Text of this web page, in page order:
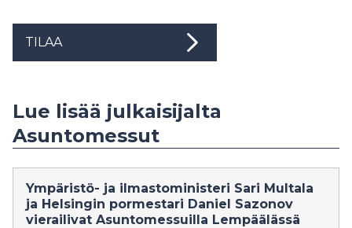
TILAA
Lue lisää julkaisijalta
Asuntomessut
Ympäristö- ja ilmastoministeri Sari Multala
ja Helsingin pormestari Daniel Sazonov
vierailivat Asuntomessuilla Lempäälässä